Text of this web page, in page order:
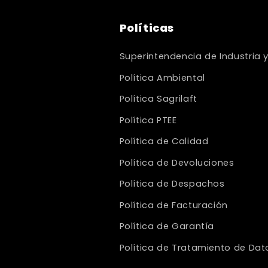
Políticas
Superintendencia de Industria
Política Ambiental
Política Sagrilaft
Política PTEE
Política de Calidad
Política de Devoluciones
Política de Despachos
Política de Facturación
Política de Garantía
Política de Tratamiento de